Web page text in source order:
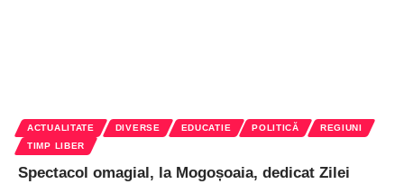
ACTUALITATE DIVERSE EDUCATIE POLITICĂ
REGIUNI
TIMP LIBER
Spectacol omagial, la Mogoșoaia, dedicat Zilei